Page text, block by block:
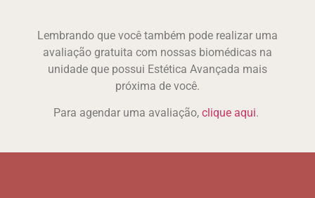
Lembrando que você também pode realizar uma
avaliação gratuita com nossas biomédicas na
unidade que possui Estética Avançada mais
próxima de você.
Para agendar uma avaliação, clique aqui.